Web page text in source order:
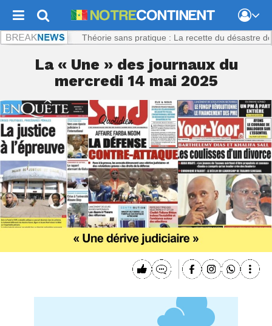
: Théorie sans pratique : La recette du désastre des
La « Une » des journaux du
mercredi 14 mai 2025